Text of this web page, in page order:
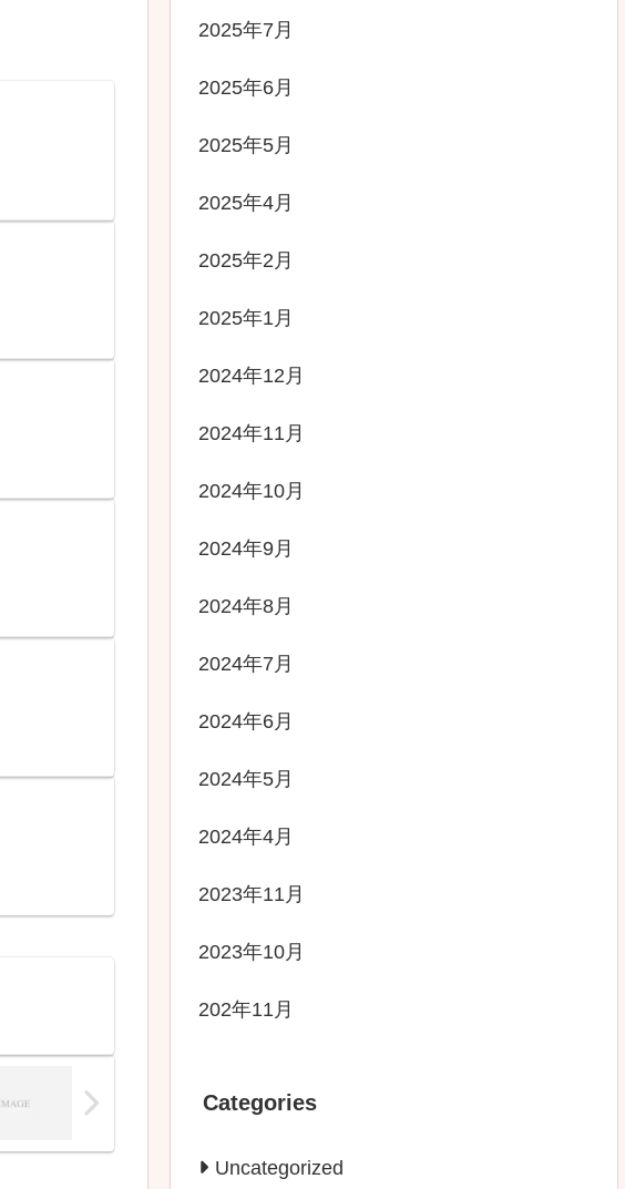
2025年7月
2025年6月
2025年5月
2025年4月
2025年2月
2025年1月
2024年12月
2024年11月
2024年10月
2024年9月
2024年8月
2024年7月
2024年6月
2024年5月
2024年4月
2023年11月
2023年10月
202年11月
Categories
Uncategorized